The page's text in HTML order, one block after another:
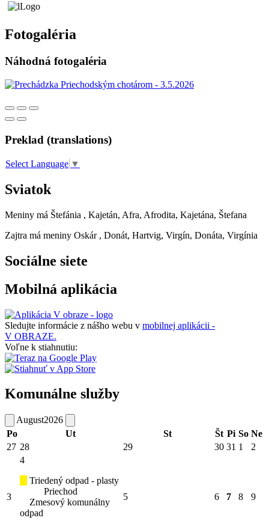
Fotogaléria
Náhodná fotogaléria
Preklad (translations)
Select Language ▼
Sviatok
Meniny má Štefánia , Kajetán, Afra, Afrodita, Kajetána, Štefana
Zajtra má meniny Oskár , Donát, Hartvig, Virgín, Donáta, Virgínia
Sociálne siete
Mobilná aplikácia
Sledujte informácie z nášho webu v mobilnej aplikácii -
V OBRAZE.
Voľne k stiahnutiu:
Komunálne služby
August2026
Po
Ut St Št Pi So Ne
27 28 29 30 31 1 2
3
4
Triedený odpad - plasty
Priechod
Zmesový komunálny
odpad
5 6 7 8 9